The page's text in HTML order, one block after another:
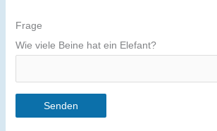
Frage
Wie viele Beine hat ein Elefant?